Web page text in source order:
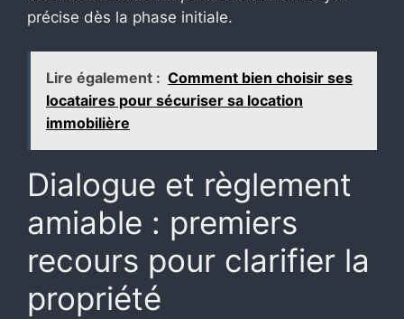
précise dès la phase initiale.
Lire également : Comment bien choisir ses
locataires pour sécuriser sa location
immobilière
Dialogue et règlement
amiable : premiers
recours pour clarifier la
propriété